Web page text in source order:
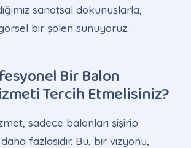
sanatsal dokunuşlarla,
bir şölen sunuyoruz.
Bir Balon
Tercih Etmelisiniz?
sadece balonları şişirip
fazlasıdır. Bu, bir vizyonu,